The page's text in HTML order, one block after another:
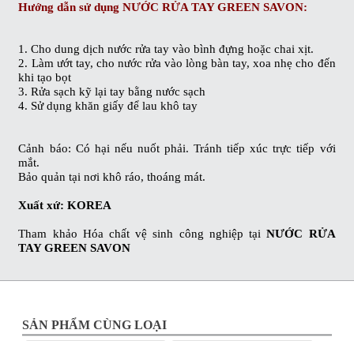
Hướng dẫn sử dụngNƯỚC RỬA TAY GREEN SAVON:
1. Cho dung dịchnước rửa tayvào bình đựng hoặc chai xịt.
2. Làm ướt tay, cho nước rửa vào lòng bàn tay, xoa nhẹ cho đến
khi tạo bọt
3. Rửa sạch kỹ lại tay bằng nước sạch
4. Sử dụng khăn giấy để lau khô tay
Cảnh báo: Có hại nếu nuốt phải. Tránh tiếp xúc trực tiếp với
mắt.
Bảo quản tại nơi khô ráo, thoáng mát.
Xuất xứ: KOREA
Tham khảo Hóa chất vệ sinh công nghiệp tạiNƯỚC RỬA
TAY GREEN SAVON
SẢN PHẨM CÙNG LOẠI